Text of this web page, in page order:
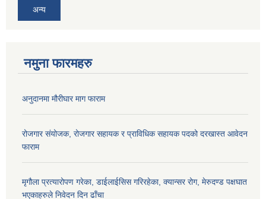
अन्य
नमुना फारमहरु
अनुदानमा मौरीघार माग फाराम
रोजगार संयोजक, रोजगार सहायक र प्राविधिक सहायक पदको दरखास्त आवेदन
फाराम
मृगौला प्रत्यारोपण गरेका, डाईलाईसिस गरिरहेका, क्यान्सर रोग, मेरुदण्ड पक्षघात
भएकाहरुले निवेदन दिन ढाँचा